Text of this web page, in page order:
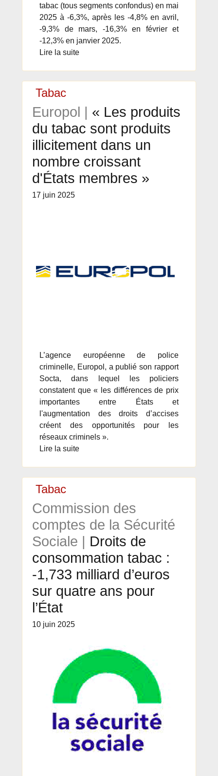
tabac (tous segments confondus) en mai
2025 à -6,3%, après les -4,8% en avril,
-9,3% de mars, -16,3% en février et
-12,3% en janvier 2025.
Lire la suite
Tabac
Europol | « Les produits
du tabac sont produits
illicitement dans un
nombre croissant
d'États membres »
17 juin 2025
L’agence européenne de police
criminelle, Europol, a publié son rapport
Socta, dans lequel les policiers
constatent que « les différences de prix
importantes entre États et
l'augmentation des droits d’accises
créent des opportunités pour les
réseaux criminels ».
Lire la suite
Tabac
Commission des
comptes de la Sécurité
Sociale | Droits de
consommation tabac :
-1,733 milliard d’euros
sur quatre ans pour
l’État
10 juin 2025